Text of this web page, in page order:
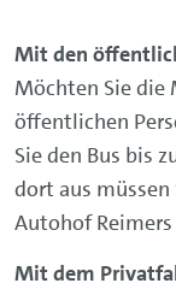
Mit den
Möchten Sie
öffentlichen
Sie den Bus bis
dort aus
Autohof Reimers
Mit dem